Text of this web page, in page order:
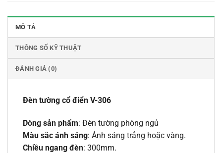
MÔ TẢ
THÔNG SỐ KỸ THUẬT
ĐÁNH GIÁ (0)
Đèn tường cổ điển V-306
Dòng sản phẩm: Đèn tường phòng ngủ
Màu sắc ánh sáng: Ánh sáng trắng hoặc vàng.
Chiều ngang đèn: 300mm.